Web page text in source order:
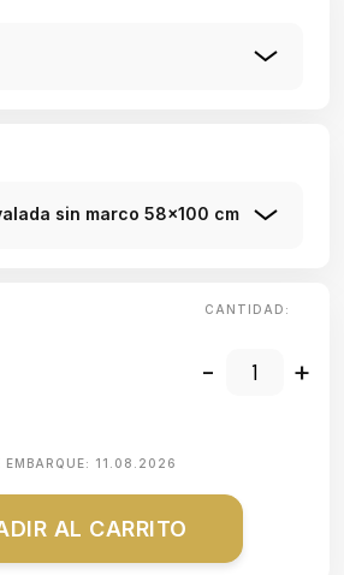
sin marco 58x100 cm
CANTIDAD:
- +
11.08.2026
AL CARRITO